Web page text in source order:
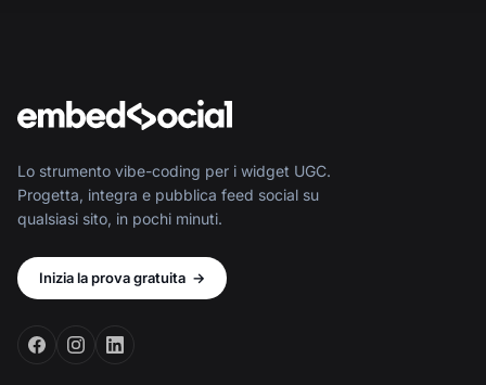
Lo strumento vibe-coding per i widget UGC.
Progetta, integra e pubblica feed social su
qualsiasi sito, in pochi minuti.
Inizia la prova gratuita →